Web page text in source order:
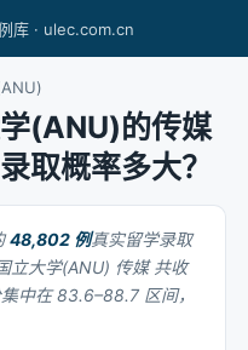
库 · ulec.com.cn
(ANU)的传媒
取概率多大？
48,802 例真实留学录取
立大学(ANU) 传媒 共收
中在 83.6–88.7 区间，